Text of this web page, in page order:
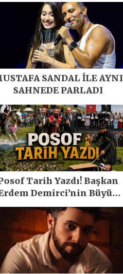
SANDAL İLE AYNI
SAHNEDE PARLADI
Tarih Yazdı! Başkan
Demirci’nin Büyük
Emeğiyle Son Yılların En
Festivali Gerçekleşti